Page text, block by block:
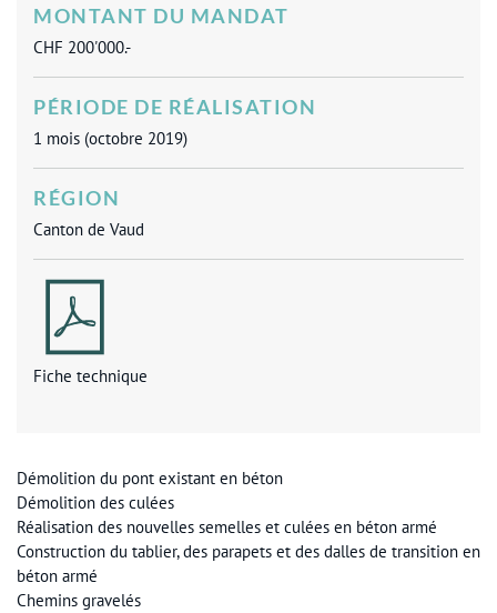
MONTANT DU MANDAT
CHF 200'000.-
PÉRIODE DE RÉALISATION
1 mois (octobre 2019)
RÉGION
Canton de Vaud
Fiche technique
Démolition du pont existant en béton
Démolition des culées
Réalisation des nouvelles semelles et culées en béton armé
Construction du tablier, des parapets et des dalles de transition en
béton armé
Chemins gravelés